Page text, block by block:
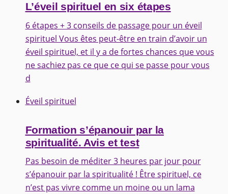
L’éveil spirituel en six étapes
6 étapes + 3 conseils de passage pour un éveil
spirituel Vous êtes peut-être en train d’avoir un
éveil spirituel, et il y a de fortes chances que vous
ne sachiez pas ce que ce qui se passe pour vous
d
Éveil spirituel
Formation s’épanouir par la
spiritualité. Avis et test
Pas besoin de méditer 3 heures par jour pour
s’épanouir par la spiritualité ! Être spirituel, ce
n’est pas vivre comme un moine ou un lama